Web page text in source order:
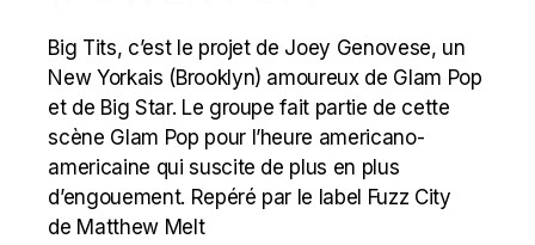
Big Tits, c’est le projet de Joey Genovese, un
New Yorkais (Brooklyn) amoureux de Glam Pop
et de Big Star. Le groupe fait partie de cette
scène Glam Pop pour l’heure americano-
americaine qui suscite de plus en plus
d’engouement. Repéré par le label Fuzz City
de Matthew Melt